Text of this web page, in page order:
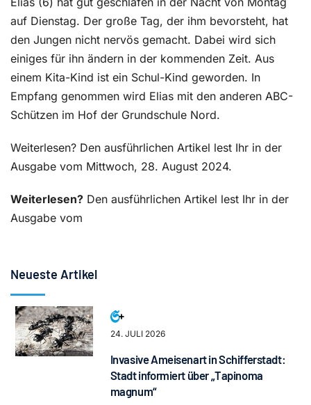
auf Dienstag. Der große Tag, der ihm bevorsteht, hat
den Jungen nicht nervös gemacht. Dabei wird sich
einiges für ihn ändern in der kommenden Zeit. Aus
einem Kita-Kind ist ein Schul-Kind geworden. In
Empfang genommen wird Elias mit den anderen ABC-
Schützen im Hof der Grundschule Nord.
Weiterlesen? Den ausführlichen Artikel lest Ihr in der
Ausgabe vom Mittwoch, 28. August 2024.
Weiterlesen? Den ausführlichen Artikel lest Ihr in der
Ausgabe vom
Neueste Artikel
24. JULI 2026
Invasive Ameisenart in Schifferstadt:
Stadt informiert über „Tapinoma
magnum“